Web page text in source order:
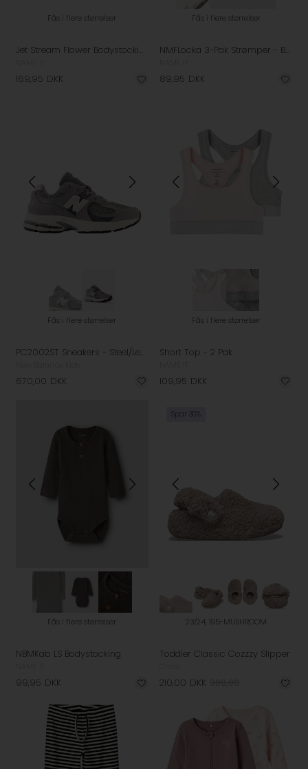
Fås i flere størrelser
Jet Stream Flower Bodystockings - 3 Pak.
169,95 DKK
Fås i flere størrelser
NMFLocka 3-Pak Strømper - Burnished Lilac
89,95 DKK
Fås i flere størrelser
PC2002ST Sneakers - Steel/Lead
670,00 DKK
Fås i flere størrelser
Short Top - 2 Pak
109,95 DKK
Fås i flere størrelser
NBMKab LS Bodystocking
99,95 DKK
Spar 30%
23/24, 195-MUSHROOM
Toddler Classic Cozzzy Slipper
210,00 DKK